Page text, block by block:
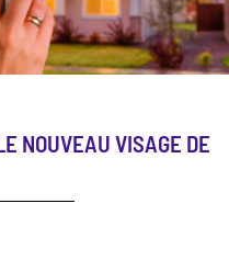
NOUVEAU VISAGE DE